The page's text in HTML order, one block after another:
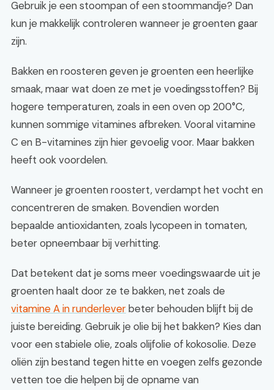
Gebruik je een stoompan of een stoommandje? Dan
kun je makkelijk controleren wanneer je groenten gaar
zijn.
Bakken en roosteren geven je groenten een heerlijke
smaak, maar wat doen ze met je voedingsstoffen? Bij
hogere temperaturen, zoals in een oven op 200°C,
kunnen sommige vitamines afbreken. Vooral vitamine
C en B-vitamines zijn hier gevoelig voor. Maar bakken
heeft ook voordelen.
Wanneer je groenten roostert, verdampt het vocht en
concentreren de smaken. Bovendien worden
bepaalde antioxidanten, zoals lycopeen in tomaten,
beter opneembaar bij verhitting.
Dat betekent dat je soms meer voedingswaarde uit je
groenten haalt door ze te bakken, net zoals de
vitamine A in runderleverbeter behouden blijft bij de
juiste bereiding. Gebruik je olie bij het bakken? Kies dan
voor een stabiele olie, zoals olijfolie of kokosolie. Deze
oliën zijn bestand tegen hitte en voegen zelfs gezonde
vetten toe die helpen bij de opname van